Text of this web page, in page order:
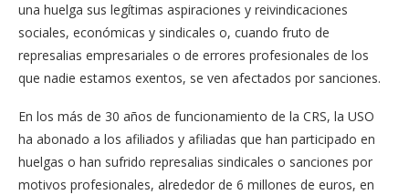
una huelga sus legítimas aspiraciones y reivindicaciones
sociales, económicas y sindicales o, cuando fruto de
represalias empresariales o de errores profesionales de los
que nadie estamos exentos, se ven afectados por sanciones.
En los más de 30 años de funcionamiento de la CRS, la USO
ha abonado a los afiliados y afiliadas que han participado en
huelgas o han sufrido represalias sindicales o sanciones por
motivos profesionales, alrededor de 6 millones de euros, en